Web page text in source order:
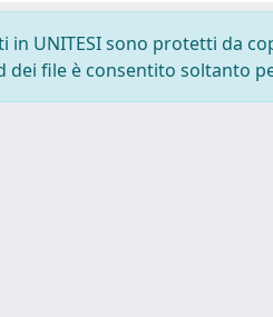
in UNITESI sono protetti da
dei file è consentito soltanto